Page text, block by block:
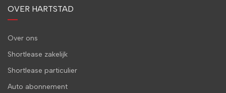
OVER HARTSTAD
Over ons
Shortlease zakelijk
Shortlease particulier
Auto abonnement